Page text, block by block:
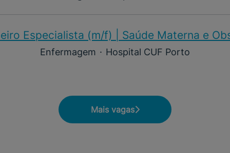
Especialista (m/f)​ | Saúde Materna e
Enfermagem · Hospital CUF Porto
Mais vagas